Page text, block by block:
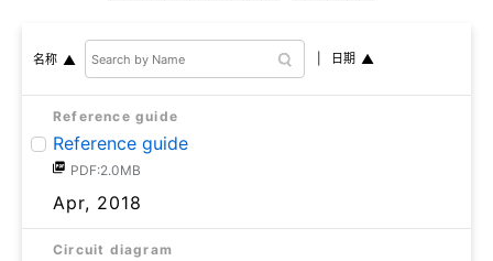
名称 日期
Reference guide
Reference guide
PDF:2.0MB
Apr, 2018
Circuit diagram